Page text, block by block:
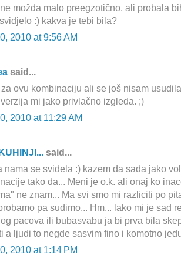
možda malo preegzotično, ali probala
:) kakva je tebi bila?
2010 at 9:56 AM
said...
ovu kombinaciju ali se još nisam
mi jako privlačno izgleda. ;)
2010 at 11:29 AM
said...
nama se svidela :) kazem da sada jako
tako da... Meni je o.k. ali onaj ko
ne znam... Ma svi smo mi razliciti po
pa sudimo... Hm... lako mi je sad
pacova ili bubasvabu ja bi prva bila
a ljudi to negde sasvim fino i komotno
2010 at 1:14 PM